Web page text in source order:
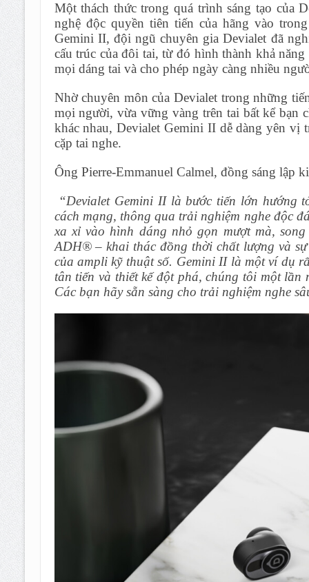
Một thách thức trong quá trình sáng tạo của
nghệ độc quyền tiên tiến của hãng vào
Gemini II, đội ngũ chuyên gia Devialet đã
cấu trúc của đôi tai, từ đó hình thành khả
mọi dáng tai và cho phép ngày càng nhiều
Nhờ chuyên môn của Devialet trong những
mọi người, vừa vững vàng trên tai bất kể bạn
khác nhau, Devialet Gemini II dễ dàng yên vị
cặp tai nghe.
Ông Pierre-Emmanuel Calmel, đồng sáng lập
“Devialet Gemini II là bước tiến lớn hướng
cách mạng, thông qua trải nghiệm nghe độc
xa xỉ vào hình dáng nhỏ gọn mượt mà,
ADH® – khai thác đồng thời chất lượng và
của ampli kỹ thuật số. Gemini II là một ví dụ
tân tiến và thiết kế đột phá, chúng tôi một
Các bạn hãy sẵn sàng cho trải nghiệm nghe